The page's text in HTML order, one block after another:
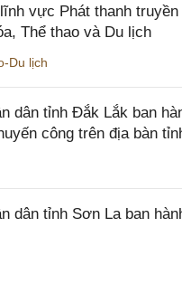
vực Phát thanh
Thể thao và Du lịch
Du lịch
dân tỉnh Đắk Lắk ban
công trên địa bàn
dân tỉnh Sơn La ban